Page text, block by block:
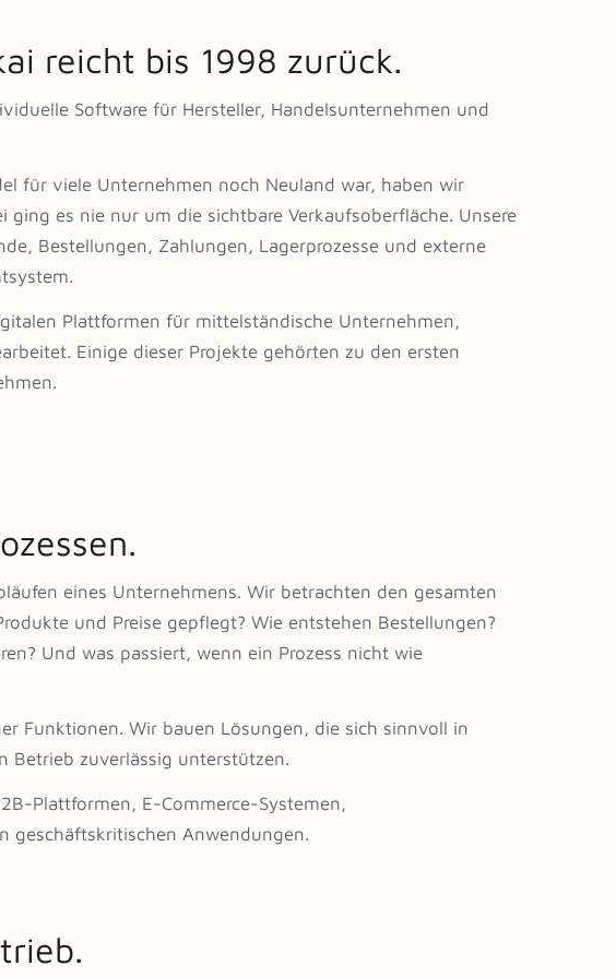
reicht bis 1998 zurück.
Software für Hersteller, Handelsunternehmen und
für viele Unternehmen noch Neuland war, haben wir
ging es nie nur um die sichtbare Verkaufsoberfläche. Unsere
Bestellungen, Zahlungen, Lagerprozesse und externe
Plattformen für mittelständische Unternehmen,
Einige dieser Projekte gehörten zu den ersten
eines Unternehmens. Wir betrachten den gesamten
und Preise gepflegt? Wie entstehen Bestellungen?
Und was passiert, wenn ein Prozess nicht wie
Funktionen. Wir bauen Lösungen, die sich sinnvoll in
Betrieb zuverlässig unterstützen.
Plattformen, E-Commerce-Systemen,
geschäftskritischen Anwendungen.